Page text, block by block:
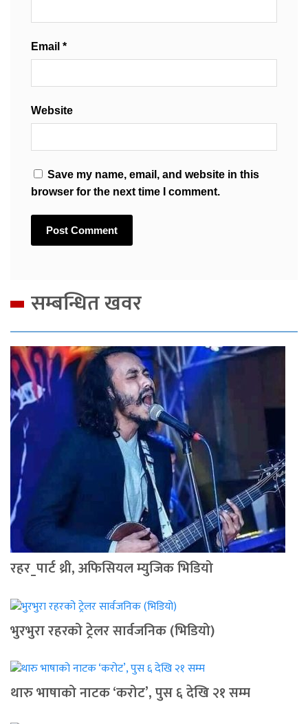
Email *
Website
Save my name, email, and website in this
browser for the next time I comment.
सम्बन्धित खवर
रहर_पार्ट थ्री, अफिसियल म्युजिक भिडियो
भुरभुरा रहरको ट्रेलर सार्वजनिक (भिडियो)
थारु भाषाको नाटक ‘करोट’, पुस ६ देखि २१ सम्म